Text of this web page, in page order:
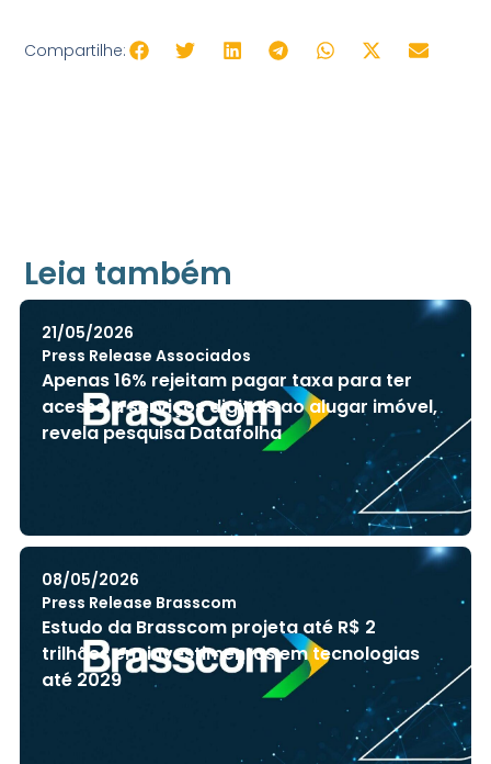
Compartilhe:
Leia também
21/05/2026
Press Release Associados
Apenas 16% rejeitam pagar taxa para ter
acesso a serviços digitais ao alugar imóvel,
revela pesquisa Datafolha
08/05/2026
Press Release Brasscom
Estudo da Brasscom projeta até R$ 2
trilhões em investimentos em tecnologias
até 2029